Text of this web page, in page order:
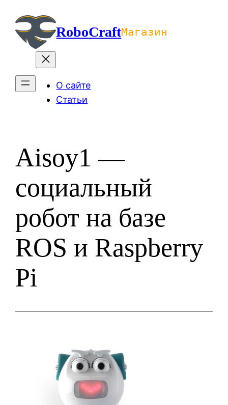
содержимомуRoboCraftМагазин
О сайте
Статьи
Aisoy1 —
социальный
робот на базе
ROS и Raspberry
Pi